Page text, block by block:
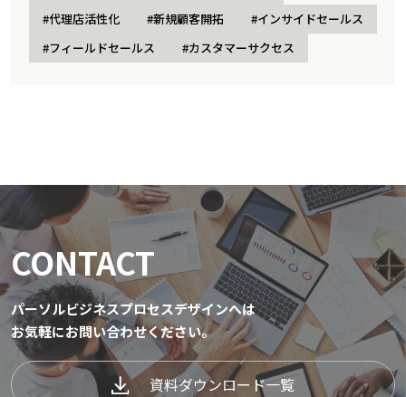
#代理店活性化
#新規顧客開拓
#インサイドセールス
#フィールドセールス
#カスタマーサクセス
CONTACT
パーソルビジネスプロセスデザインへは
お気軽にお問い合わせください。
資料ダウンロード一覧